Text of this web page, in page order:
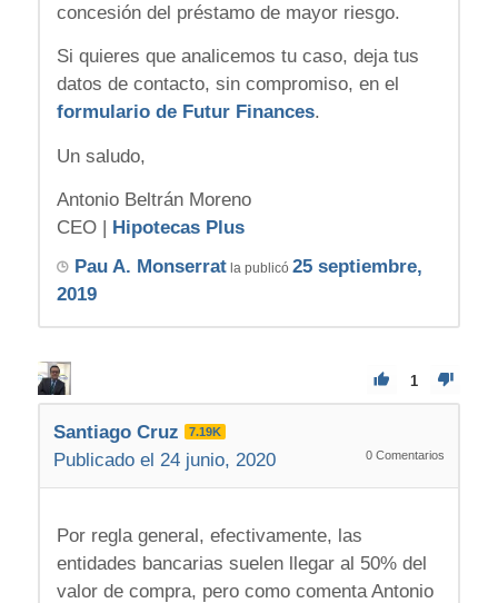
concesión del préstamo de mayor riesgo.
Si quieres que analicemos tu caso, deja tus
datos de contacto, sin compromiso, en el
formulario de Futur Finances.
Un saludo,
Antonio Beltrán Moreno
CEO |
Hipotecas Plus
Pau A. Monserratla publicó 25 septiembre,
2019
1
Santiago Cruz 7.19K
Publicado el 24 junio, 2020 0 Comentarios
Por regla general, efectivamente, las
entidades bancarias suelen llegar al 50% del
valor de compra, pero como comenta Antonio